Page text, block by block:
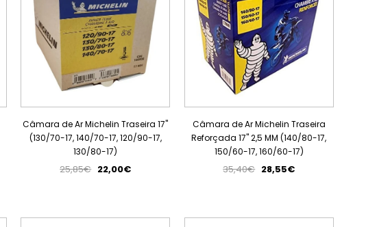
Câmara de Ar Michelin Traseira 17"
(130/70-17, 140/70-17, 120/90-17,
130/80-17)
25,85€ 22,00€
Câmara de Ar Michelin Traseira
Reforçada 17" 2,5 MM (140/80-17,
150/60-17, 160/60-17)
35,40€ 28,55€